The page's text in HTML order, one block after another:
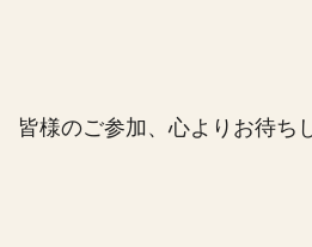
皆様のご参加、心よりお待ち